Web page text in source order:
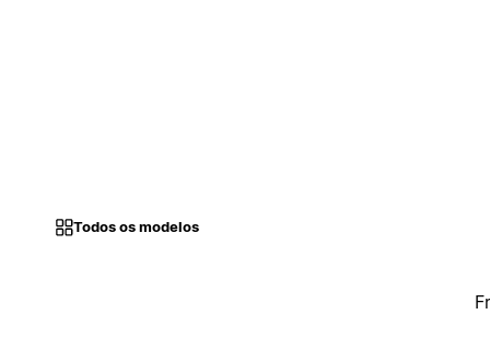
Todos os modelos